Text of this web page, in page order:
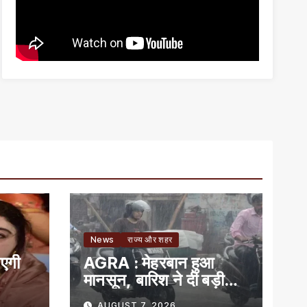
News राज्य और शहर
AGRA : मेहरबान हुआ
मानसून, बारिश ने दी बड़ी
राहत